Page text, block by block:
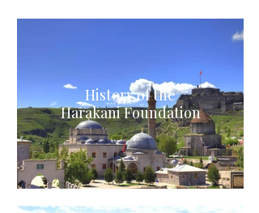
History of the
Harakani Foundation